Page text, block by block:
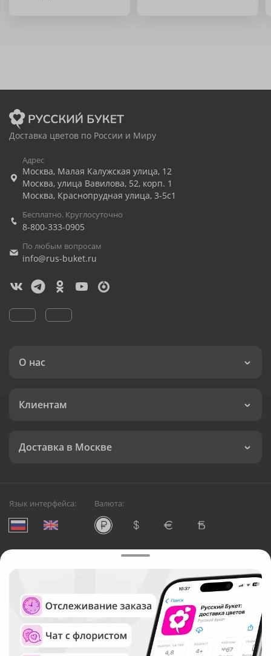
Доставка цветов по России и Миру
Адрес
Москва, Малая Калужская улица, 12
Москва, улица Вавилова, 52, корп. 1
Москва, Краснопрудная улица, 3-5с1
Бесплатно. Круглосуточно
8-800-333-0905
По любым вопросам
info@rus-buket.ru
О нас
Клиентам
Доставка в Москве
Язык интерфейса: Валюта:
Служба круглосуточной доставки цветов в Москве
Русский Букет, 2026
Общество с ограниченной ответственностью «Технология»
ОГРН: 1195476081745, ИНН: 5410081997
Юридический адрес: г. Новосибирск, ул. Ипподромская,
д.42, оф. 3